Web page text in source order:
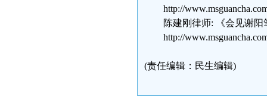
http://
陈建刚律师: 《会见谢
http://
(责任编辑：民生编辑)